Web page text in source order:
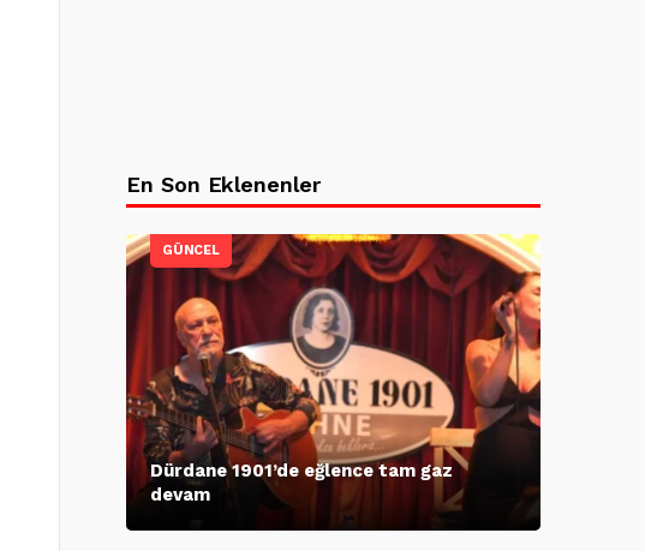
En Son Eklenenler
GÜNCEL
Dürdane 1901’de eğlence tam gaz
devam